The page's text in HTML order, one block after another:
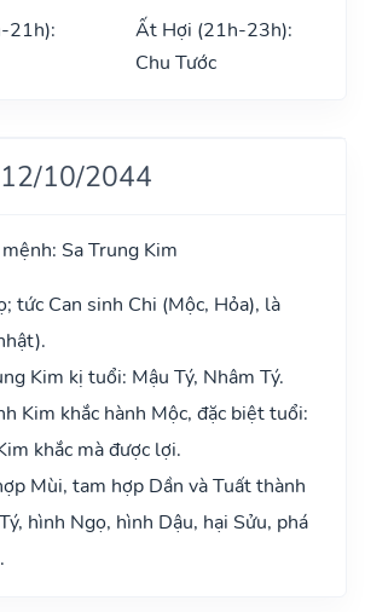
21h):
Ất Hợi (21h-23h):
Chu Tước
10/2044
Sa Trung Kim
tức Can sinh Chi (Mộc, Hỏa), là
Kim kị tuổi: Mậu Tý, Nhâm Tý.
Kim khắc hành Mộc, đặc biệt tuổi:
khắc mà được lợi.
Mùi, tam hợp Dần và Tuất thành
hình Ngọ, hình Dậu, hại Sửu, phá